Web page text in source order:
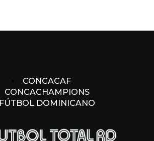
CONCACAF
CONCACHAMPIONS
FÚTBOL DOMINICANO